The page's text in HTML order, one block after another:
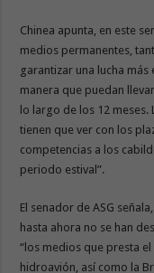
Chinea apunta, en este
medios permanentes,
garantizar una lucha
manera que puedan
lo largo de los 12
tienen que ver con los
competencias a los
periodo estival”.
El senador de ASG
hasta ahora no se han
“los medios que presta
hidroavión, así como la